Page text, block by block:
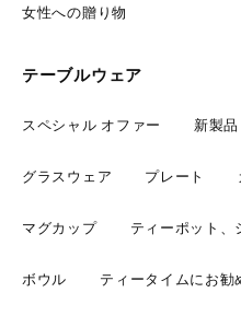
女性への贈り物
テーブルウェア
スペシャル オファー 新製品
グラスウェア プレート
マグカップ ティーポット、
ボウル ティータイムにお勧